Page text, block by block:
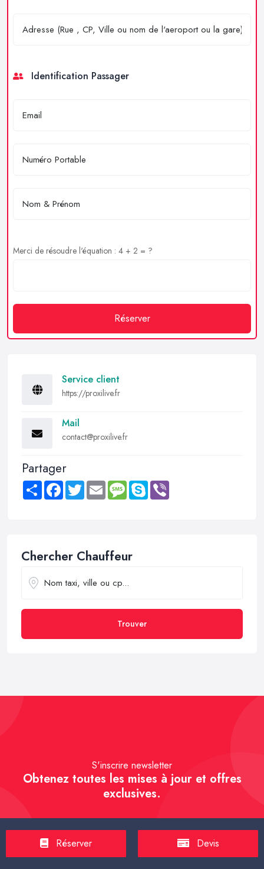
Identification Passager
Merci de résoudre l'équation : 4 + 2 = ?
Réserver
Service client
https://proxilive.fr
Mail
contact@proxilive.fr
Partager
Share FacebookTwitter Email MessageSkype
Chercher Chauffeur
Trouver
S'inscrire newsletter
Obtenez toutes les mises à jour et offres
exclusives.
S'inscrire
Réserver Devis